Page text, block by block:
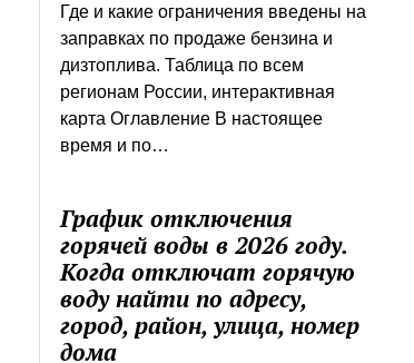
Где и какие ограничения введены на
заправках по продаже бензина и
дизтоплива. Таблица по всем
регионам России, интерактивная
карта Оглавление В настоящее
время и по…
График отключения
горячей воды в 2026 году.
Когда отключат горячую
воду найти по адресу,
город, район, улица, номер
дома